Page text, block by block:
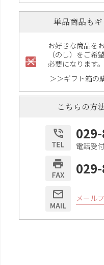
単品商品もギ
お好きな商品を
（のし）をご希
必要になります。
＞＞ギフト箱の
こちらの方
電話受
メール